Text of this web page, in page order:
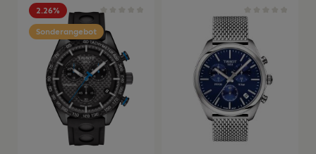
Made 2 Jahre
Garantie Die Uhr wird
mit Schachtel und
originaler
Bedienungsanleitung
geliefert
MadeSchachtel und
originaler
Bedienungsanleitung
2.26%
Sonderangebot